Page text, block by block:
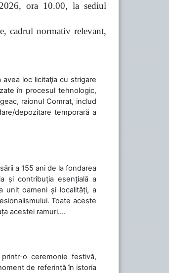
ora 10.00, la sediul
cadrul normativ relevant,
avea loc licitaţia cu strigare
în procesul tehnologic,
raionul Comrat, includ
depozitare temporară a
a 155 ani de la fondarea
și contribuția esențială a
unit oameni și localități, a
Toate aceste
acestei ramuri....
o ceremonie festivă,
de referință în istoria